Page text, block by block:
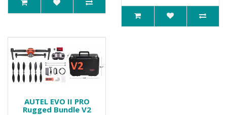
AUTEL EVO II PRO
Rugged Bundle V2